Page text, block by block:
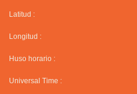
Latitud :
Longitud :
Huso horario :
Universal Time :